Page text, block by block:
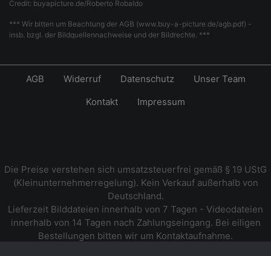
Credit: buyapicture.de/Roberto Robaldo
*** Wir bitten um Beachtung der AGB (www.buy-a-picture.de/agb.pdf) -
insb. bzgl. der Bildquellennachweise und der Bildrechte. ***
AGB Widerruf Datenschutz
Unser Team
Kontakt
Impressum
Die Preise verstehen sich umsatzsteuerfrei gemäß § 19 UStG
(Kleinunternehmerregelung). Kein Verkauf außerhalb von
Deutschland.
Lieferzeit Bilddateien innerhalb von 7 Tagen - Videodateien
innerhalb von 14 Tagen nach Zahlungseingang. Bei eiligen
Bestellungen bitten wir um Kontaktaufnahme.